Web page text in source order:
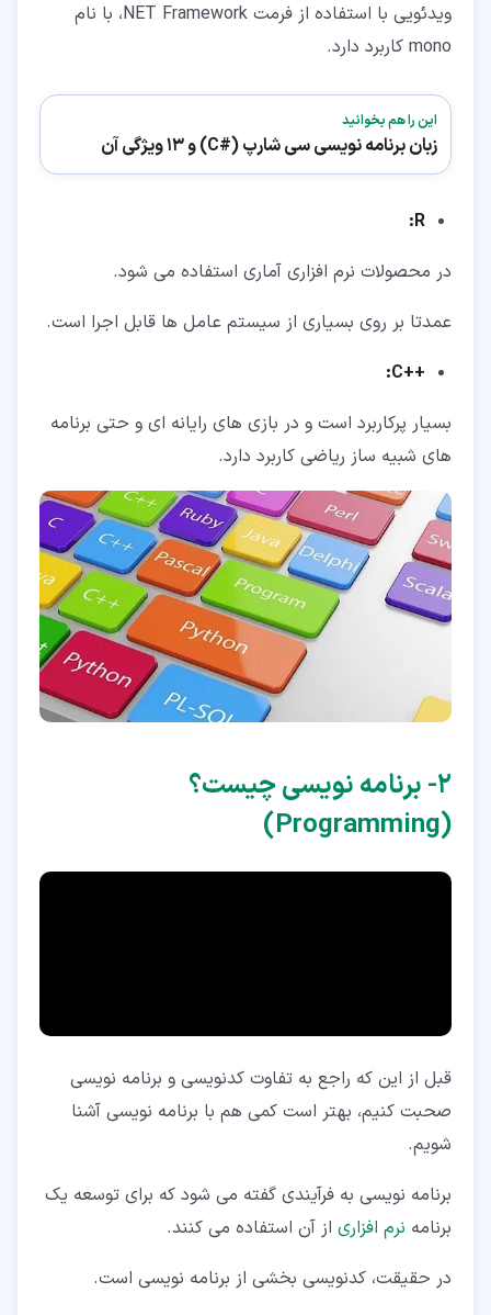
ویدئویی با استفاده از فرمت NET Framework، با نام
mono کاربرد دارد.
این را هم بخوانید
زبان برنامه نویسی سی شارپ (#C) و 13 ویژگی آن
R
:
در محصولات نرم افزاری آماری استفاده می شود.
عمدتا بر روی بسیاری از سیستم عامل ها قابل اجرا است.
++
C
:
بسیار پرکاربرد است و در بازی های رایانه ای و حتی برنامه
های شبیه ساز ریاضی کاربرد دارد.
۲‏- برنامه نویسی چیست؟
(Programming)
قبل از این که راجع به تفاوت کدنویسی و برنامه نویسی
صحبت کنیم، بهتر است کمی هم با برنامه نویسی آشنا
شویم.
برنامه نویسی به فرآیندی گفته می شود که برای توسعه یک
برنامه نرم افزاری از آن استفاده می کنند.
در حقیقت، کدنویسی بخشی از برنامه نویسی است.